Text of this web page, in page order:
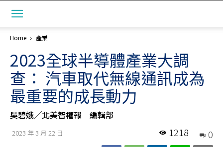
Home 產業
2023全球半導體產業大調
查： 汽車取代無線通訊成為
最重要的成長動力
吳碧娥╱北美智權報 編輯部
2023 年 3 月 22 日 0
1218